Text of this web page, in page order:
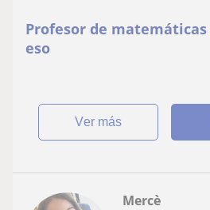
Profesor de
eso
ver más
Mercè